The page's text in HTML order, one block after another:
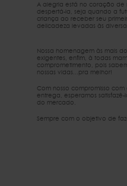
A alegria está no coração de
despertá-la, seja quando a
criança ao receber seu
delicadeza levadas às
Nossa homenagem às mais
exigentes, enfim, à todas
comprometimento, pois
nossas vidas...pra melhor!
Com nosso compromisso
entrega, esperamos
do mercado.
Sempre com o objetivo de